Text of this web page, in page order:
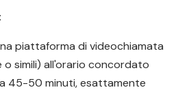
piattaforma di videochiamata
o simili) all'orario concordato
45-50 minuti, esattamente